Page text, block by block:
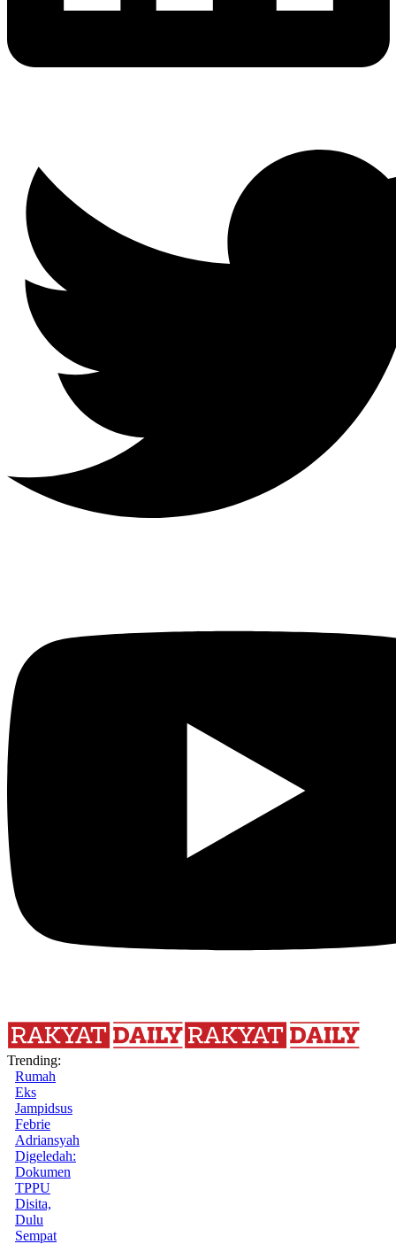
Trending:
Rumah
Eks
Jampidsus
Febrie
Adriansyah
Digeledah:
Dokumen
TPPU
Disita,
Dulu
Sempat